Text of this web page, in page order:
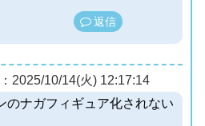
返信
2025/10/14(火) 12:17:14
のナガフィギュア化されない